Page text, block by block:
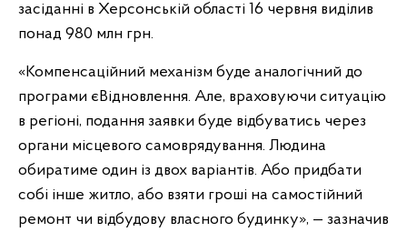
засіданні в Херсонській області 16 червня виділив
понад 980 млн грн.
«Компенсаційний механізм буде аналогічний до
програми єВідновлення. Але, враховуючи ситуацію
в регіоні, подання заявки буде відбуватись через
органи місцевого самоврядування. Людина
обиратиме один із двох варіантів. Або придбати
собі інше житло, або взяти гроші на самостійний
ремонт чи відбудову власного будинку», — зазначив